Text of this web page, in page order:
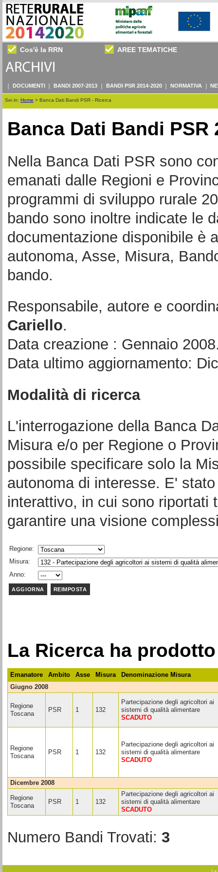
Cos'è la RRN AREE TEMATICHE
DOCUMENTI BANDI 2007-2013 BANDI PSR 2014-2020 NORMATIVA
Sei in: Home > Banca Dati Bandi PSR - Ricerca
Banca Dati Bandi PSR
Nella Banca Dati PSR sono
emanati dalle Regioni e
programmi di sviluppo rurale
bando sono inoltre indicate le
documentazione disponibile è
autonoma, Asse, Misura,
bando.
Responsabile, autore e
Cariello.
Data creazione : Gennaio
Data ultimo aggiornamento:
Modalità di ricerca
L'interrogazione della Banca
Misura e/o per Regione o
possibile specificare solo la
autonoma di interesse. E'
interattivo, in cui sono riportati
garantire una visione
Regione:
Misura:
Anno:
La Ricerca ha
Emanatore Ambito Asse Misura
Denominazione Misura
giugno 2008
Regione
Toscana
PSR 1 132
Partecipazione degli agricoltori ai
sistemi di qualità alimentare
SCADUTO
Regione
Toscana
PSR 1 132
Partecipazione degli agricoltori ai
sistemi di qualità alimentare
SCADUTO
dicembre 2008
Regione
Toscana
PSR 1 132
Partecipazione degli agricoltori ai
sistemi di qualità alimentare
SCADUTO
Numero Bandi Trovati: 3